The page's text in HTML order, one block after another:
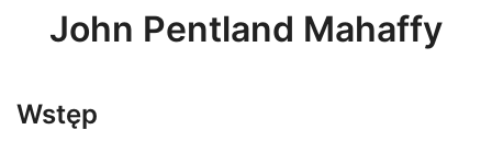
John Pentland Mahaffy
Wstęp